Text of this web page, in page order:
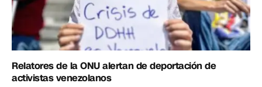
Relatores de la ONU alertan de deportación de
activistas venezolanos